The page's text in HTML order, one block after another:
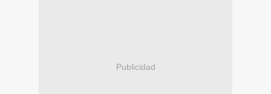
Publicidad